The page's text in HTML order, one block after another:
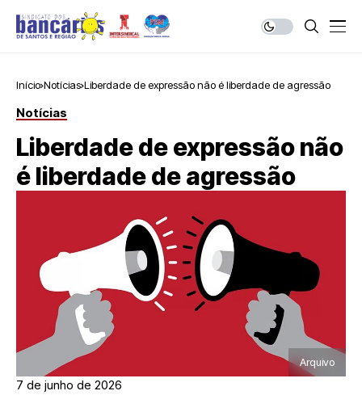
Início Notícias Liberdade de expressão não é liberdade de agressão
Notícias
Liberdade de expressão não
é liberdade de agressão
Arquivo
7 de junho de 2026